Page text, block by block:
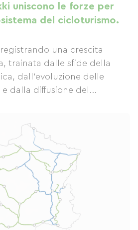
uniscono le forze per
del cicloturismo.
una crescita
trainata dalle sfide della
dall'evoluzione delle
dalla diffusione del...